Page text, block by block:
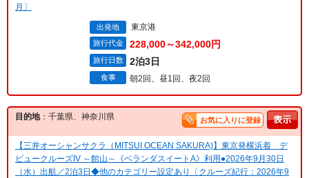
月〕
出発地 東京港
旅行代金 228,000～342,000円
旅行日数 2泊3日
食事 朝2回、昼1回、夜2回
目的地：千葉県、神奈川県 お気に入りに登録
【三井オーシャンサクラ（MITSUI OCEAN SAKURA)】東京発横浜着 デ
ビュークルーズIV ～館山～《ベランダスイートA》利用●2026年9月30日
（水）出航／2泊3日◆他のカテゴリー設定あり〔クルーズ紀行：2026年9